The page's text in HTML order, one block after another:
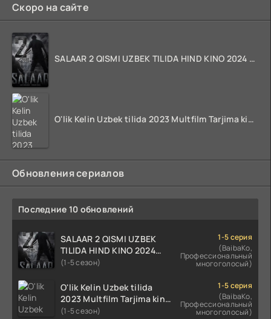
Скоро на сайте
SALAAR 2 QISMI UZBEK TILIDA HIND KINO 2024 TARJIMA 720p HD Skachat
O'lik Kelin Uzbek tilida 2023 Multfilm Tarjima kino skachat
Обновления сериалов
Последние 10 обновлений
SALAAR 2 QISMI UZBEK
TILIDA HIND KINO 2024
TARJIMA 720p HD Skachat
(1-5 сезон)
1-5 серия
(BaibaKo,
Профессиональный
многоголосый)
O'lik Kelin Uzbek tilida
2023 Multfilm Tarjima kino
skachat
(1-5 сезон)
1-5 серия
(BaibaKo,
Профессиональный
многоголосый)